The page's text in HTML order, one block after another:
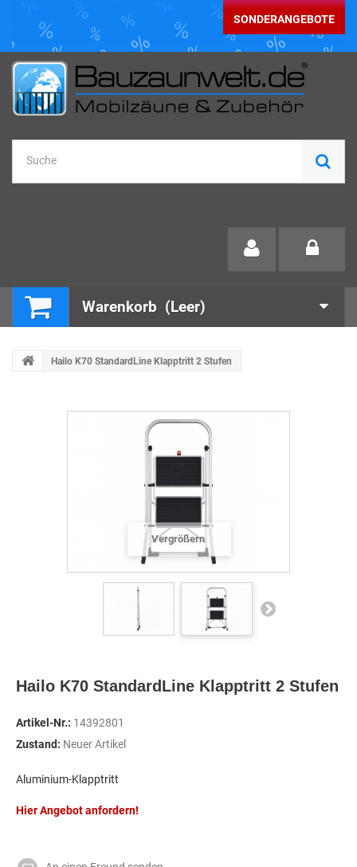
SONDERANGEBOTE
Warenkorb (Leer)
Hailo K70 StandardLine Klapptritt 2 Stufen
Vergrößern
Hailo K70 StandardLine Klapptritt 2 Stufen
Artikel-Nr.: 14392801
Zustand: Neuer Artikel
Aluminium-Klapptritt
Hier Angebot anfordern!